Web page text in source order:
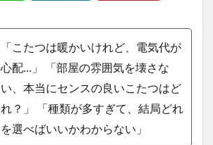
「こたつは暖かいけれど、電気代が
心配…」 「部屋の雰囲気を壊さな
い、本当にセンスの良いこたつはど
れ？」 「種類が多すぎて、結局どれ
を選べばいいかわからない」